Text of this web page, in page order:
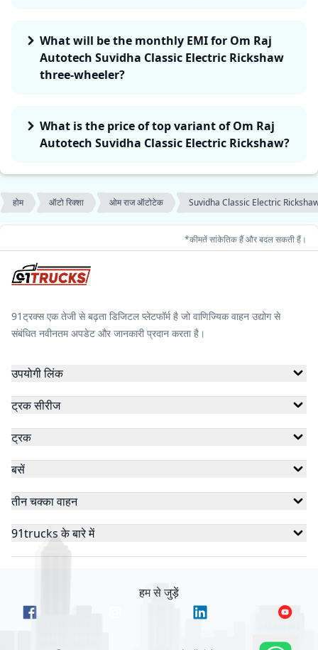
What will be the monthly EMI for Om Raj
Autotech Suvidha Classic Electric Rickshaw
three-wheeler?
What is the price of top variant of Om Raj
Autotech Suvidha Classic Electric Rickshaw?
होम ऑटो रिक्शा ओम राज ऑटोटेक Suvidha Classic Electric
*कीमतें सांकेतिक हैं और बदल सकती हैं।
91ट्रक्स एक तेजी से बढ़ता डिजिटल प्लेटफॉर्म है जो वाणिज्यिक वाहन उद्योग से
संबंधित नवीनतम अपडेट और जानकारी प्रदान करता है।
उपयोगी लिंक
ट्रक सीरीज
ट्रक
बसें
तीन चक्का वाहन
91trucks के बारे में
हम से जुड़ें